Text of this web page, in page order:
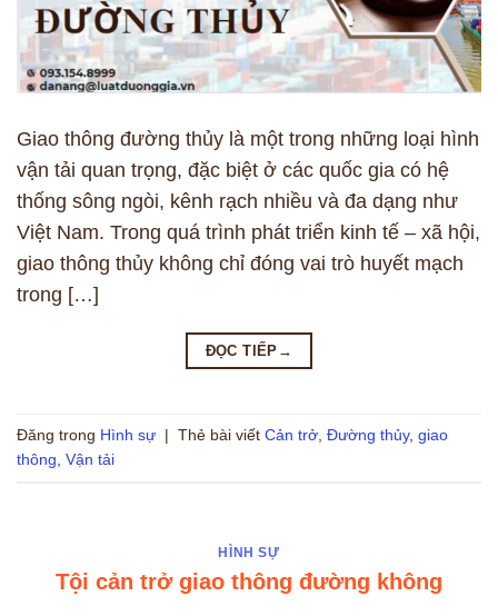
Giao thông đường thủy là một trong những loại hình
vận tải quan trọng, đặc biệt ở các quốc gia có hệ
thống sông ngòi, kênh rạch nhiều và đa dạng như
Việt Nam. Trong quá trình phát triển kinh tế – xã hội,
giao thông thủy không chỉ đóng vai trò huyết mạch
trong […]
ĐỌC TIẾP →
Đăng trong Hình sự | Thẻ bài viết Cản trở Đường thủy, giao
thông Vận tải
HÌNH SỰ
Tội cản trở giao thông đường không